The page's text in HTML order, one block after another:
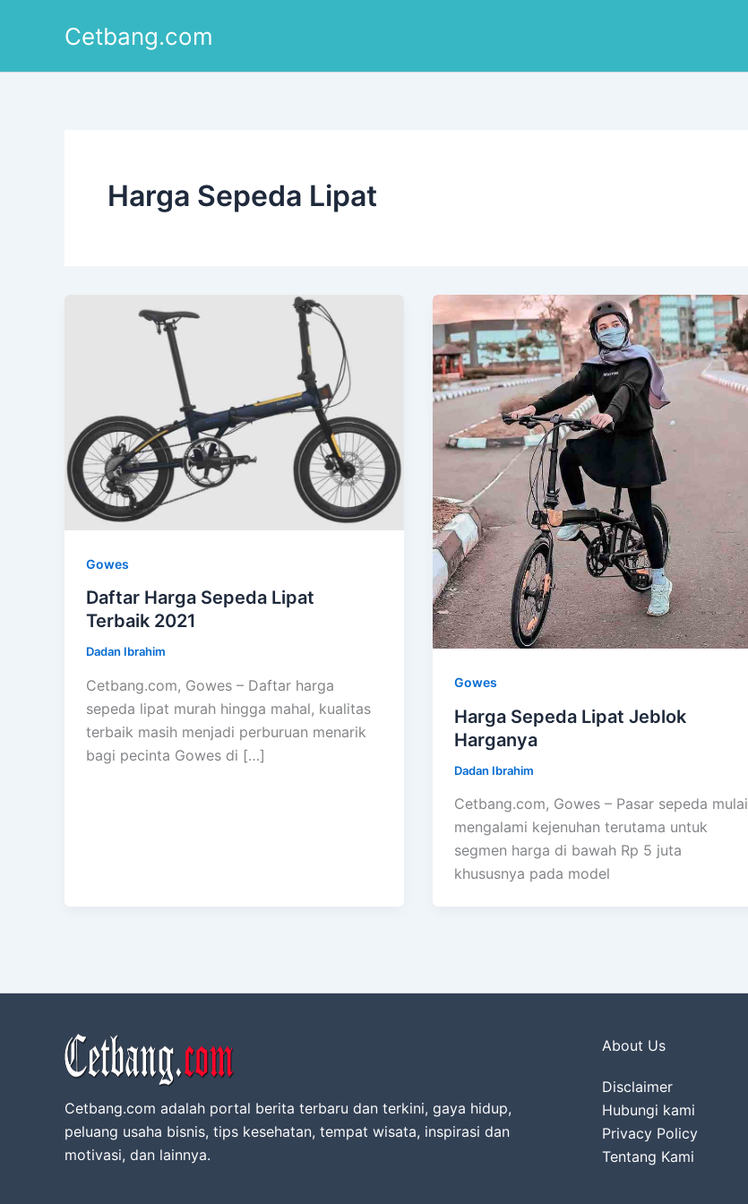
Cetbang.com
Harga Sepeda Lipat
Gowes
Daftar Harga Sepeda Lipat
Terbaik 2021
Dadan Ibrahim
Cetbang.com, Gowes – Daftar harga
sepeda lipat murah hingga mahal, kualitas
terbaik masih menjadi perburuan menarik
bagi pecinta Gowes di […]
Gowes
Harga Sepeda Lipat Jeblok
Harganya
Dadan Ibrahim
Cetbang.com, Gowes – Pasar sepeda mulai
mengalami kejenuhan terutama untuk
segmen harga di bawah Rp 5 juta
khususnya pada model
Cetbang.com adalah portal berita terbaru dan terkini, gaya hidup,
peluang usaha bisnis, tips kesehatan, tempat wisata, inspirasi dan
motivasi, dan lainnya.
About Us
Disclaimer
Hubungi kami
Privacy Policy
Tentang Kami